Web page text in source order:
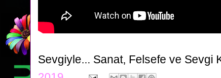
Sevgiyle... Sanat, Felsefe ve Sevgi